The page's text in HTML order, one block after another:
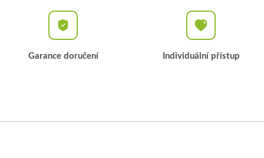
Garance doručení Individuální přístup